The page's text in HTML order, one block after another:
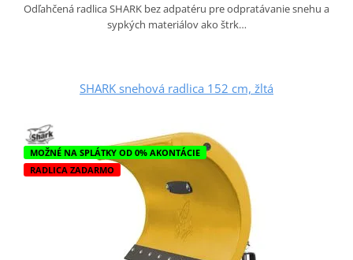
Odľahčená radlica SHARK bez adpatéru pre odpratávanie snehu a
sypkých materiálov ako štrk…
SHARK snehová radlica 152 cm, žltá
MOŽNÉ NA SPLÁTKY OD 0% AKONTÁCIE
RADLICA ZADARMO